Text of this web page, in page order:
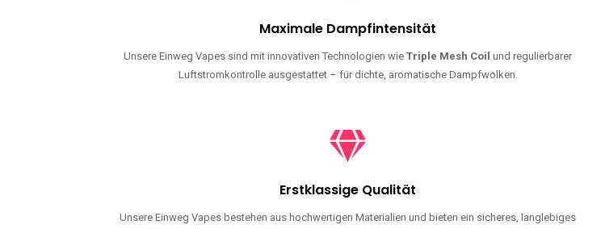
Maximale Dampfintensität
Unsere Einweg Vapes sind mit innovativen Technologien wieTriple Mesh Coil und regulierbarer
Luftstromkontrolle ausgestattet – für dichte, aromatische Dampfwolken.
Erstklassige Qualität
Unsere Einweg Vapes bestehen aus hochwertigen Materialien und bieten ein sicheres, langlebiges